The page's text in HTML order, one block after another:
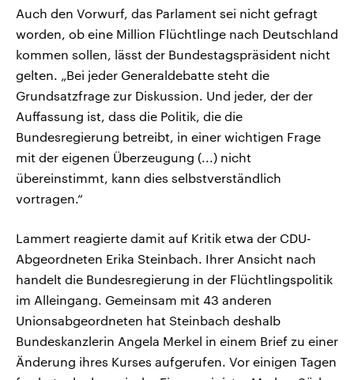
Auch den Vorwurf, das Parlament sei nicht gefragt
worden, ob eine Million Flüchtlinge nach Deutschland
kommen sollen, lässt der Bundestagspräsident nicht
gelten. „Bei jeder Generaldebatte steht die
Grundsatzfrage zur Diskussion. Und jeder, der der
Auffassung ist, dass die Politik, die die
Bundesregierung betreibt, in einer wichtigen Frage
mit der eigenen Überzeugung (...) nicht
übereinstimmt, kann dies selbstverständlich
vortragen.“
Lammert reagierte damit auf Kritik etwa der CDU-
Abgeordneten Erika Steinbach. Ihrer Ansicht nach
handelt die Bundesregierung in der Flüchtlingspolitik
im Alleingang. Gemeinsam mit 43 anderen
Unionsabgeordneten hat Steinbach deshalb
Bundeskanzlerin Angela Merkel in einem Brief zu einer
Änderung ihres Kurses aufgerufen. Vor einigen Tagen